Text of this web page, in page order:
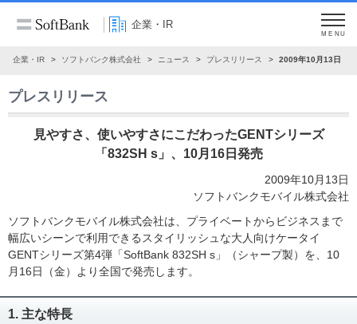
企業・IR
MENU
企業・IR ソフトバンク株式会社 ニュース プレスリリース 2009年10月13日
プレスリリース
見やすさ、使いやすさにこだわったGENTシリーズ
「832SH s」、10月16日発売
2009年10月13日
ソフトバンクモバイル株式会社
ソフトバンクモバイル株式会社は、プライベートからビジネスまで
幅広いシーンで利用できるスタイリッシュな大人向けケータイ
GENTシリーズ第4弾「SoftBank 832SH s」（シャープ製）を、10
月16日（金）より全国で発売します。
1. 主な特長